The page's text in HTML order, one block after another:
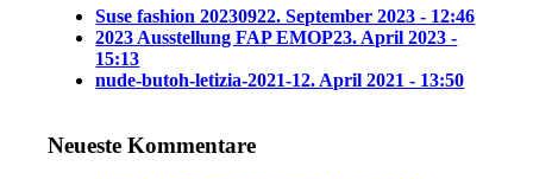
Suse fashion 20230922. September 2023 - 12:46
2023 Ausstellung FAP EMOP23. April 2023 -
15:13
nude-butoh-letizia-2021-12. April 2021 - 13:50
Neueste Kommentare